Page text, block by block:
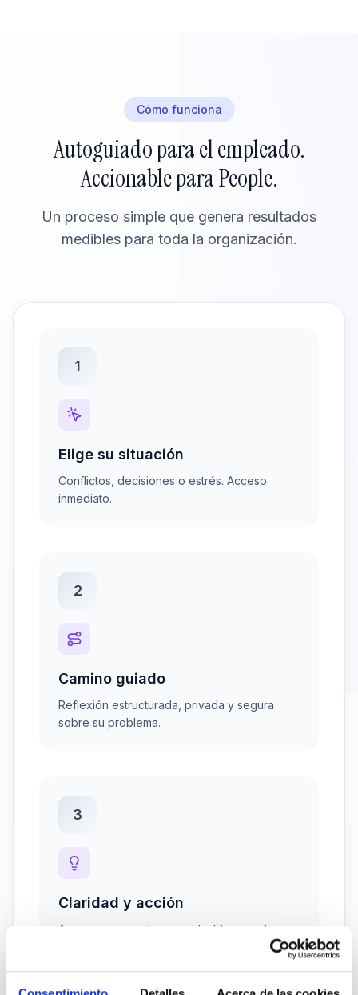
Cómo funciona
Autoguiado para el empleado.
Accionable para People.
Un proceso simple que genera resultados
medibles para toda la organización.
1
Elige su situación
Conflictos, decisiones o estrés. Acceso
inmediato.
2
Camino guiado
Reflexión estructurada, privada y segura
sobre su problema.
3
Claridad y acción
Acciones concretas para desbloquear la